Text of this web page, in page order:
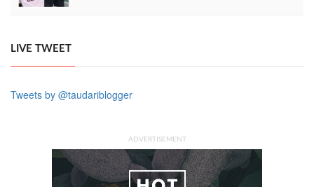
LIVE TWEET
Tweets by @taudariblogger
ADVERTISEMENT